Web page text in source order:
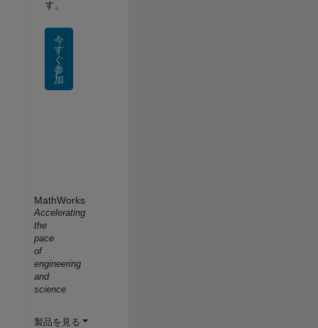
す。
今
す
ぐ
参
加
MathWorks
Accelerating
the
pace
of
engineering
and
science
製品を見る